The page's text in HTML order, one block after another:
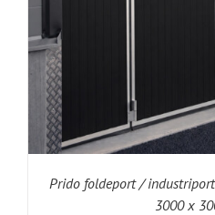
Prido foldeport /
3000 x